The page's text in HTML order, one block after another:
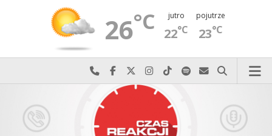
26°C jutro
22°C
pojutrze
23°C
Najlepiej po prostu do nas zadzwoń
Odwiedź nas na Facebook-u
Odwiedź nas na X
Odwiedź nas na Instagram-ie
Odwiedź nas na TikTok-u
Szukaj nas na Spotify
Wyślij do nas
Szukaj